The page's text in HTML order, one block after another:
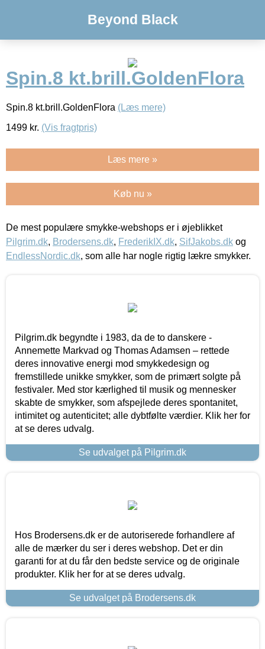
Beyond Black
Spin.8 kt.brill.GoldenFlora
Spin.8 kt.brill.GoldenFlora (Læs mere)
1499 kr. (Vis fragtpris)
Læs mere »
Køb nu »
De mest populære smykke-webshops er i øjeblikket
Pilgrim.dk, Brodersens.dk, FrederikIX.dk, SifJakobs.dk og
EndlessNordic.dk, som alle har nogle rigtig lækre smykker.
Pilgrim.dk begyndte i 1983, da de to danskere -
Annemette Markvad og Thomas Adamsen – rettede
deres innovative energi mod smykkedesign og
fremstillede unikke smykker, som de primært solgte på
festivaler. Med stor kærlighed til musik og mennesker
skabte de smykker, som afspejlede deres spontanitet,
intimitet og autenticitet; alle dybtfølte værdier. Klik her for
at se deres udvalg.
Se udvalget på Pilgrim.dk
Hos Brodersens.dk er de autoriserede forhandlere af
alle de mærker du ser i deres webshop. Det er din
garanti for at du får den bedste service og de originale
produkter. Klik her for at se deres udvalg.
Se udvalget på Brodersens.dk